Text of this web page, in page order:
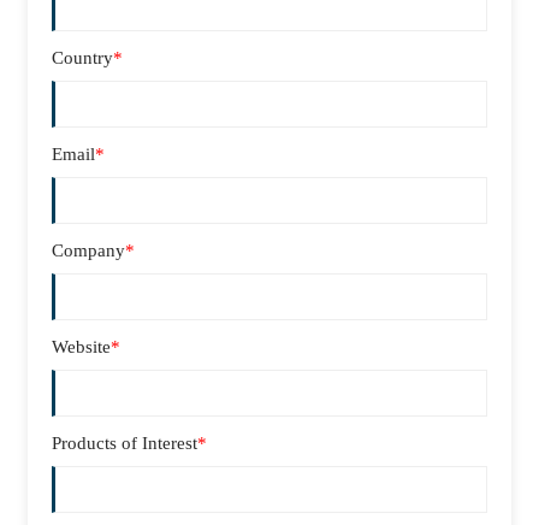
Country*
Email*
Company*
Website*
Products of Interest*